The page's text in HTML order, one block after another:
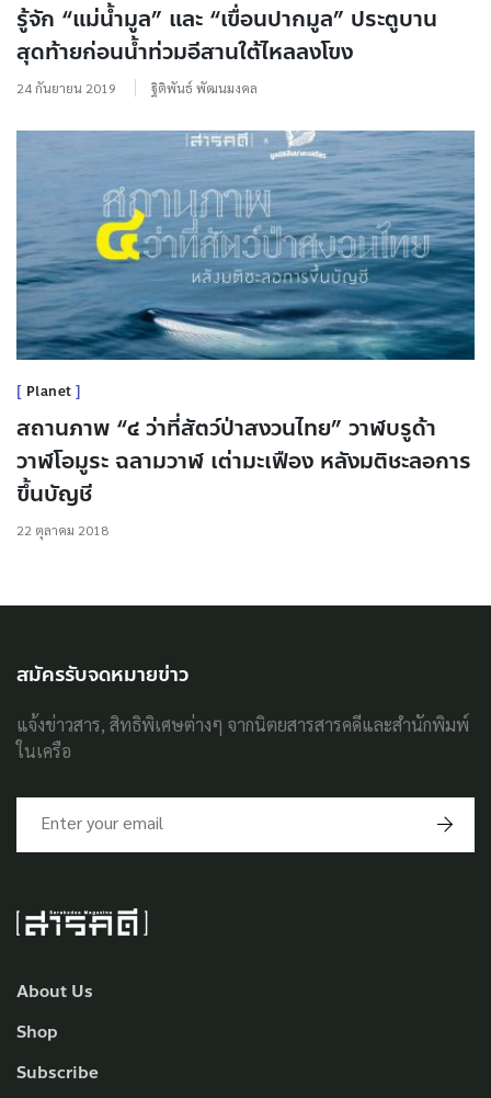
รู้จัก “แม่น้ำมูล” และ “เขื่อนปากมูล” ประตูบาน
สุดท้ายก่อนน้ำท่วมอีสานใต้ไหลลงโขง
24 กันยายน 2019 ฐิติพันธ์ พัฒนมงคล
Planet
สถานภาพ “๔ ว่าที่สัตว์ป่าสงวนไทย” วาฬบรูด้า
วาฬโอมูระ ฉลามวาฬ เต่ามะเฟือง หลังมติชะลอการ
ขึ้นบัญชี
22 ตุลาคม 2018
About Us
Shop
Subscribe
สมัครรับจดหมายข่าว
แจ้งข่าวสาร, สิทธิพิเศษต่างๆ จากนิตยสารสารคดีและสำนักพิมพ์
ในเครือ